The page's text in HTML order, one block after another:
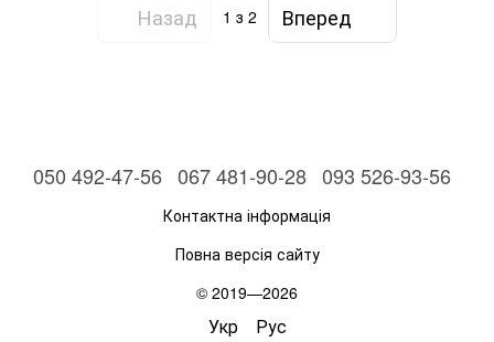
Назад 1 з 2 Вперед
050 492-47-56 067 481-90-28 093 526-93-56
Контактна інформація
Повна версія сайту
© 2019—2026
Укр Рус